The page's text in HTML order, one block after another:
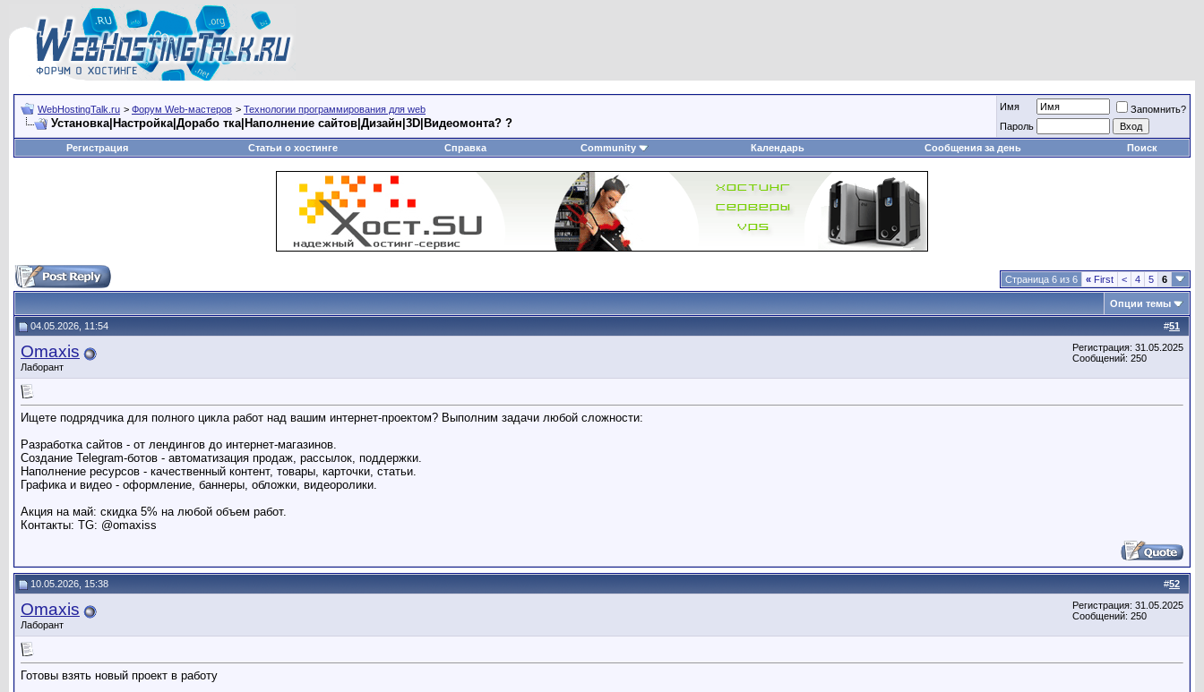
WebHostingTalk.ru > Форум Web-мастеров > Технологии программирования для web
Установка|Настройка|Дорабо тка|Наполнение сайтов|Дизайн|3D|Видеомонта? ?
Имя
Запомнить?
Пароль
Регистрация
Статьи о хостинге Справка Community Календарь Сообщения за день Поиск
Страница 6 из 6 « First < 4 5 6
Опции темы
#51
04.05.2026, 11:54
Omaxis
Лаборант
Регистрация: 31.05.2025
Сообщений: 250
Ищете подрядчика для полного цикла работ над вашим интернет-проектом? Выполним задачи любой сложности:
Разработка сайтов - от лендингов до интернет-магазинов.
Создание Telegram-ботов - автоматизация продаж, рассылок, поддержки.
Наполнение ресурсов - качественный контент, товары, карточки, статьи.
Графика и видео - оформление, баннеры, обложки, видеоролики.
Акция на май: скидка 5% на любой объем работ.
Контакты: TG: @omaxiss
#52
10.05.2026, 15:38
Omaxis
Лаборант
Регистрация: 31.05.2025
Сообщений: 250
Готовы взять новый проект в работу